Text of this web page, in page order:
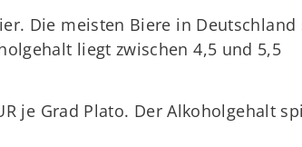
Die meisten Biere in Deutschland
liegt zwischen 4,5 und 5,5
je Grad Plato. Der Alkoholgehalt